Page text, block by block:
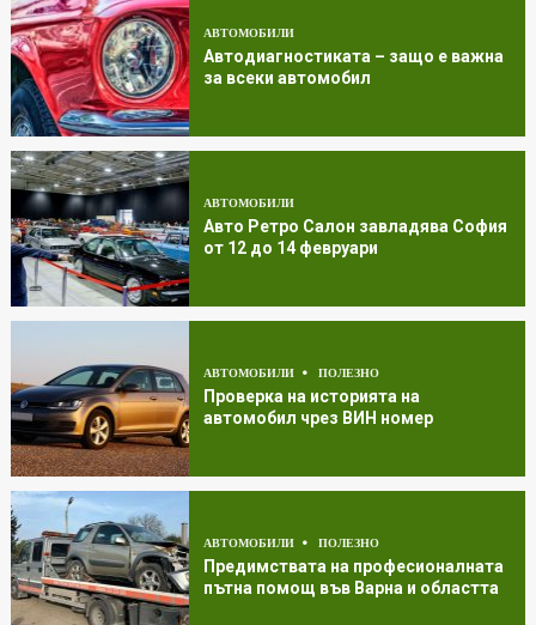
АВТОМОБИЛИ
Автодиагностиката – защо е важна
за всеки автомобил
АВТОМОБИЛИ
Авто Ретро Салон завладява София
от 12 до 14 февруари
АВТОМОБИЛИ ПОЛЕЗНО
Проверка на историята на
автомобил чрез ВИН номер
АВТОМОБИЛИ ПОЛЕЗНО
Предимствата на професионалната
пътна помощ във Варна и областта